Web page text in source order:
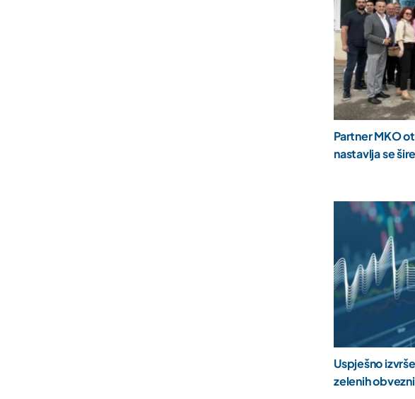
Partner MKO
nastavlja se
Uspješno
zelenih